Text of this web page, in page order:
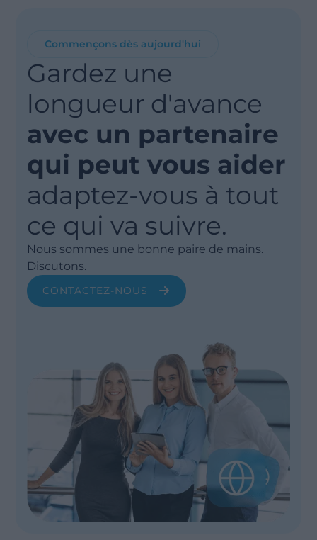
Commençons dès aujourd'hui
Gardez une
longueur d'avance
avec un partenaire
qui peut vous aider
adaptez-vous à tout
ce qui va suivre.
Nous sommes une bonne paire de mains.
Discutons.
CONTACTEZ-NOUS